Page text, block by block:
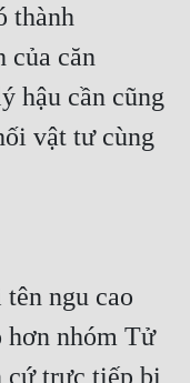
thành
của căn
hậu cần cũng
vật tư cùng
ngu cao
hơn nhóm Tử
cứ,trực tiếp bị